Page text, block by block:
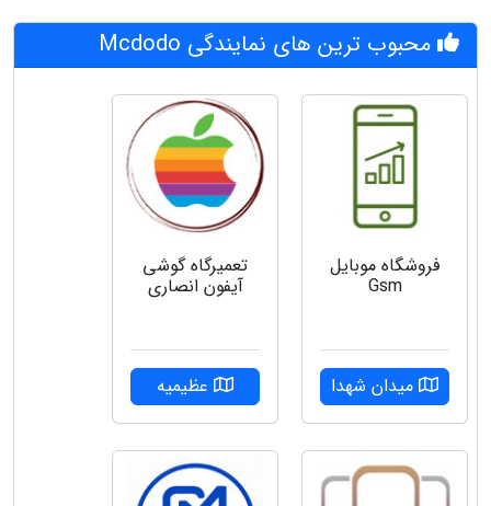
محبوب ترین های نمایندگی Mcdodo
فروشگاه موبایل
Gsm
میدان شهدا
تعمیرگاه گوشی
آیفون انصاری
عظیمیه